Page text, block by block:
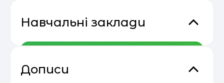
Навчальні заклади
Дописи